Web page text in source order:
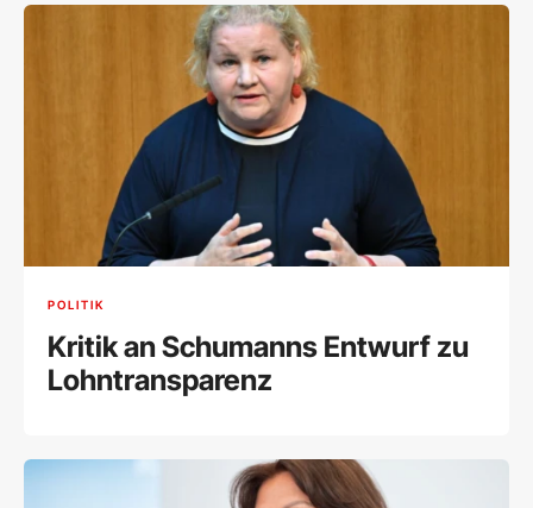
POLITIK
Kritik an Schumanns Entwurf zu
Lohntransparenz